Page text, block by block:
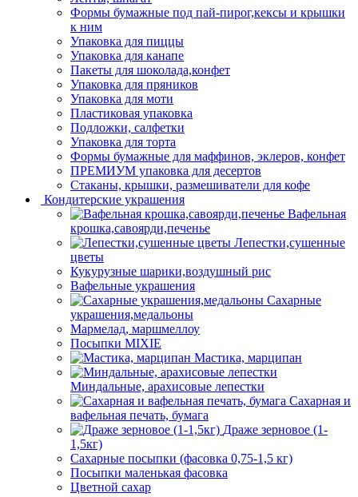
Формы бумажные под пай-пирог,кексы и крышки
к ним
Упаковка для пиццы
Упаковка для канапе
Пакеты для шоколада,конфет
Упаковка для пряников
Упаковка для моти
Пластиковая упаковка
Подложки, салфетки
Упаковка для торта
Формы бумажные для маффинов, эклеров, конфет
ПРЕМИУМ упаковка для десертов
Стаканы, крышки, размешиватели для кофе
Кондитерские украшения
Вафельная
крошка,савоярди,печенье
Лепестки,сушенные
цветы
Кукурузные шарики,воздушный рис
Вафельные украшения
Сахарные
украшения,медальоны
Мармелад, маршмеллоу
Посыпки MIXIE
Мастика, марципан
Миндальные, арахисовые лепестки
Сахарная и
вафельная печать, бумага
Драже зерновое (1-
1,5кг)
Сахарные посыпки (фасовка 0,75-1,5 кг)
Посыпки маленькая фасовка
Цветной сахар